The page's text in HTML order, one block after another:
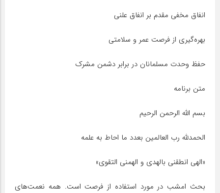
انفاق مخفی مقدم بر انفاق علنی
بهره‌گیری از فرصت عمر و سلامتی
حفظ وحدت مسلمانان در برابر دشمن مشرک
متن برنامه
بسم الله الرحمن الرحیم
الحمدلله رب العالمین بعدد ما احاط به علمه
«الهی انطقنی بالهدی و الهمنی التقوی»
بحث امشب در مورد استفاده از فرصت است. همه نعمت‌های